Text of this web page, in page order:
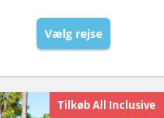
Vælg rejse
Tilkøb All Inclusive